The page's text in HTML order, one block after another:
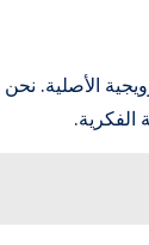
الأصلية.